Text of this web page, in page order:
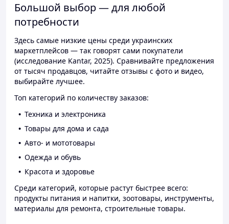
Большой выбор — для любой
потребности
Здесь самые низкие цены среди украинских
маркетплейсов — так говорят сами покупатели
(исследование Kantar, 2025). Сравнивайте предложения
от тысяч продавцов, читайте отзывы с фото и видео,
выбирайте лучшее.
Топ категорий по количеству заказов:
Техника и электроника
Товары для дома и сада
Авто- и мототовары
Одежда и обувь
Красота и здоровье
Среди категорий, которые растут быстрее всего:
продукты питания и напитки, зоотовары, инструменты,
материалы для ремонта, строительные товары.